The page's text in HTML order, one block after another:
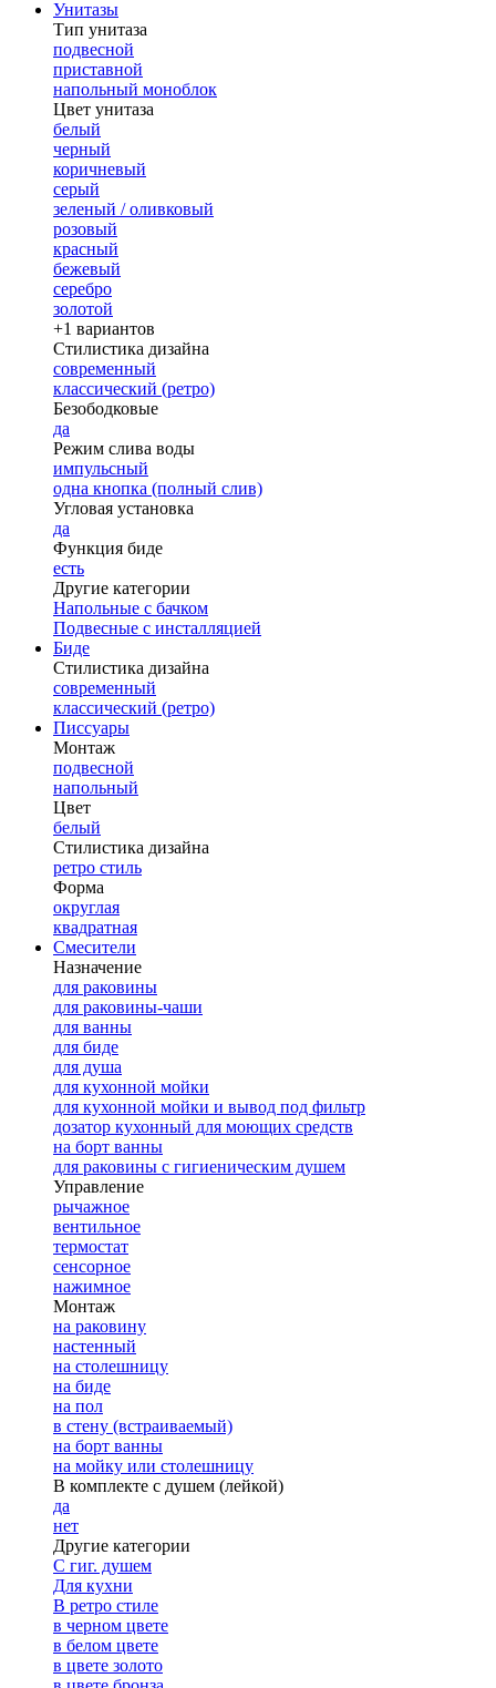
Унитазы
Тип унитаза
подвесной
приставной
напольный моноблок
Цвет унитаза
белый
черный
коричневый
серый
зеленый / оливковый
розовый
красный
бежевый
серебро
золотой
+1 вариантов
Стилистика дизайна
современный
классический (ретро)
Безободковые
да
Режим слива воды
импульсный
одна кнопка (полный слив)
Угловая установка
да
Функция биде
есть
Другие категории
Напольные с бачком
Подвесные с инсталляцией
Биде
Стилистика дизайна
современный
классический (ретро)
Писсуары
Монтаж
подвесной
напольный
Цвет
белый
Стилистика дизайна
ретро стиль
Форма
округлая
квадратная
Смесители
Назначение
для раковины
для раковины-чаши
для ванны
для биде
для душа
для кухонной мойки
для кухонной мойки и вывод под фильтр
дозатор кухонный для моющих средств
на борт ванны
для раковины с гигиеническим душем
Управление
рычажное
вентильное
термостат
сенсорное
нажимное
Монтаж
на раковину
настенный
на столешницу
на биде
на пол
в стену (встраиваемый)
на борт ванны
на мойку или столешницу
В комплекте с душем (лейкой)
да
нет
Другие категории
С гиг. душем
Для кухни
В ретро стиле
в черном цвете
в белом цвете
в цвете золото